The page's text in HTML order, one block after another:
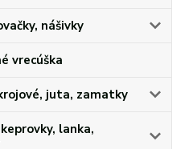
nášivky
vrecúška
juta, zamatky
lanka,